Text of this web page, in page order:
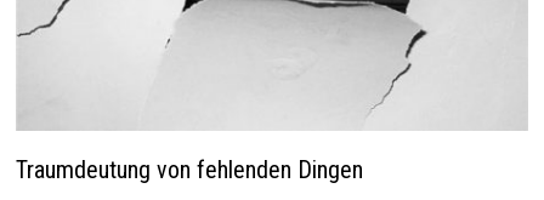
Traumdeutung von fehlenden Dingen